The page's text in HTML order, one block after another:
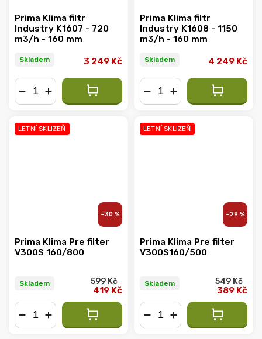
Prima Klima filtr
Industry K1607 - 720
m3/h - 160 mm
Skladem 3 249 Kč
Prima Klima filtr
Industry K1608 - 1150
m3/h - 160 mm
Skladem 4 249 Kč
LETNÍ SKLIZEŇ
–30 %
Prima Klima Pre filter
V300S 160/800
Skladem 599 Kč
419 Kč
LETNÍ SKLIZEŇ
–29 %
Prima Klima Pre filter
V300S160/500
Skladem 549 Kč
389 Kč